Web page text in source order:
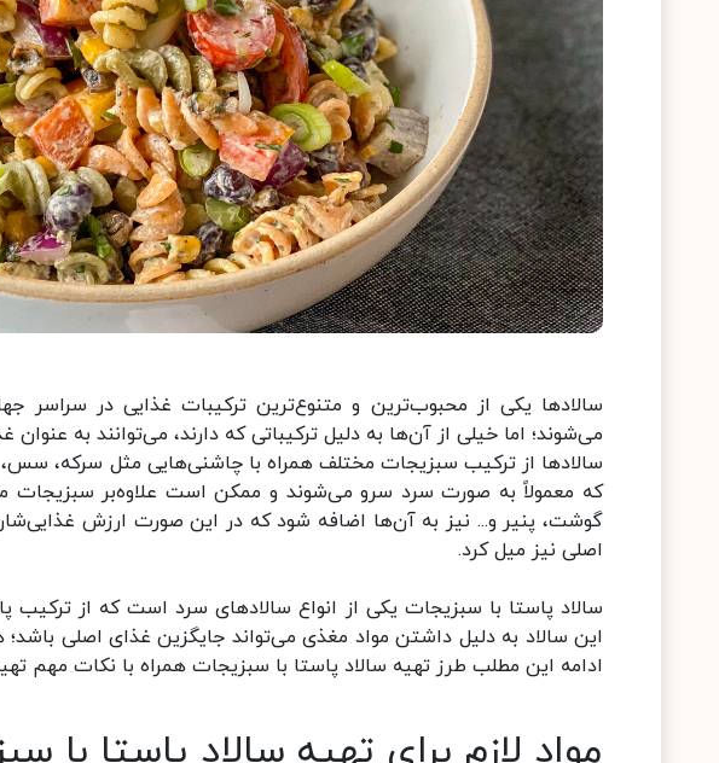
سالاد‌ها یکی از محبوب‌ترین و متنوع‌ترین ترکیبات غذایی در
می‌شوند؛ اما خیلی از آن‌ها به دلیل ترکیباتی که دارند، می‌توانند به عنوان
سالاد‌ها از ترکیب سبزیجات مختلف همراه با چاشنی‌هایی مثل سرکه،
که معمولاً به صورت سرد سرو می‌شوند و ممکن است علاوه‌بر سبزیجات
گوشت، پنیر و... نیز به آن‌ها اضافه شود که در این صورت ارزش
اصلی نیز میل کرد.
سالاد پاستا با سبزیجات یکی از انواع سالاد‌های سرد است که از
این سالاد به دلیل داشتن مواد مغذی می‌تواند جایگزین غذای اصلی
ادامه این مطلب طرز تهیه سالاد پاستا با سبزیجات همراه با نکات مهم